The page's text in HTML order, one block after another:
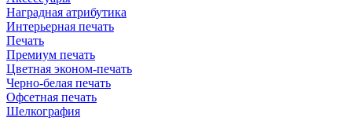
Наградная атрибутика
Интерьерная печать
Печать
Премиум печать
Цветная эконом-печать
Черно-белая печать
Офсетная печать
Шелкография